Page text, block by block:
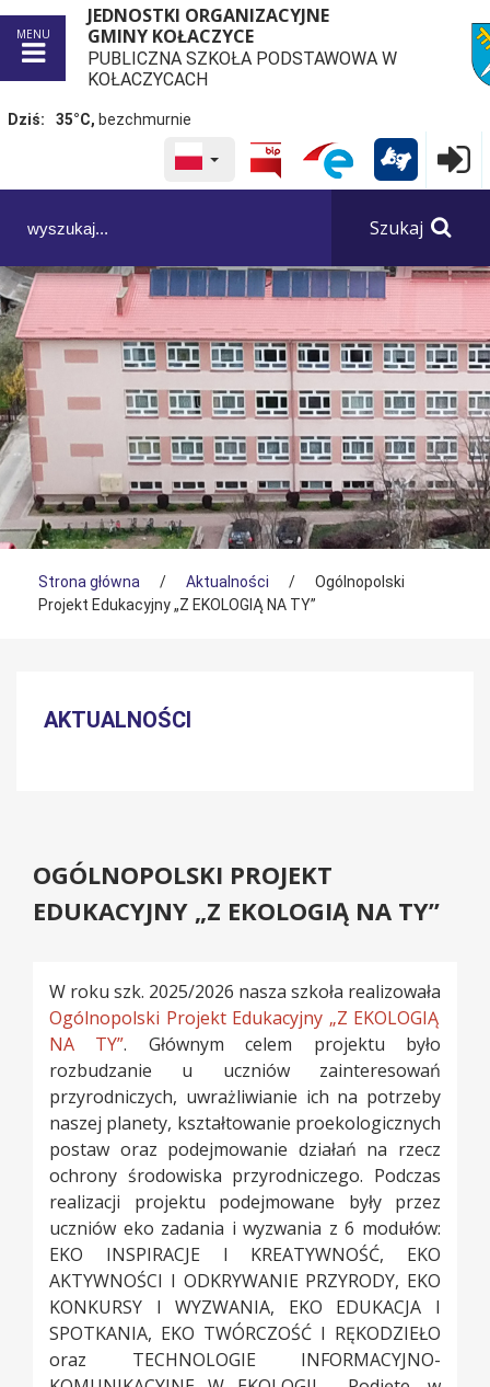
MENU
JEDNOSTKI ORGANIZACYJNE
GMINY KOŁACZYCE
PUBLICZNA SZKOŁA PODSTAWOWA W
KOŁACZYCACH
Dziś: 35°C, bezchmurnie
WYBRANY JĘZYK POLSKA
Szukaj
Tutaj jesteś
Strona główna / Aktualności /
Ogólnopolski
Projekt Edukacyjny „Z EKOLOGIĄ NA TY”

Menu boczne
AKTUALNOŚCI
OGÓLNOPOLSKI PROJEKT
EDUKACYJNY „Z EKOLOGIĄ NA TY”
W roku szk. 2025/2026 nasza szkoła realizowała
Ogólnopolski Projekt Edukacyjny „Z EKOLOGIĄ
NA TY”. Głównym celem projektu było
rozbudzanie u uczniów zainteresowań
przyrodniczych, uwrażliwianie ich na potrzeby
naszej planety, kształtowanie proekologicznych
postaw oraz podejmowanie działań na rzecz
ochrony środowiska przyrodniczego. Podczas
realizacji projektu podejmowane były przez
uczniów eko zadania i wyzwania z 6 modułów:
EKO INSPIRACJE I KREATYWNOŚĆ, EKO
AKTYWNOŚCI I ODKRYWANIE PRZYRODY, EKO
KONKURSY I WYZWANIA, EKO EDUKACJA I
SPOTKANIA, EKO TWÓRCZOŚĆ I RĘKODZIEŁO
oraz TECHNOLOGIE INFORMACYJNO-